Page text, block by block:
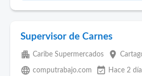
Supervisor de Carnes
apartment Caribe Supermercados place
language computrabajo.com event_available Hace 2